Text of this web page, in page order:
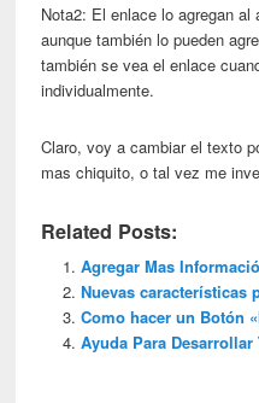
Nota2: El enlace lo agregan al
aunque también lo pueden
también se vea el enlace
individualmente.
Claro, voy a cambiar el texto
mas chiquito, o tal vez me
Related Posts:
Agregar Mas
Nuevas características
Como hacer un Botón
Ayuda Para